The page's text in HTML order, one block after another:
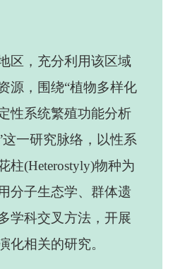
区，充分利用该区域
源，围绕“植物多样化
性系统繁殖功能分析
一研究脉络，以性系
柱(Heterostyly)物种为
分子生态学、群体遗
学科交叉方法，开展
化相关的研究。